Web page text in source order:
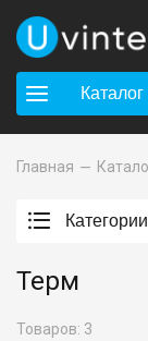
Каталог
Главная
Категории
Терм
Товаров: 3